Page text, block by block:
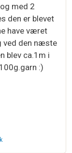
med 2
den er blevet
have været
ved den næste
blev ca.1m i
:)